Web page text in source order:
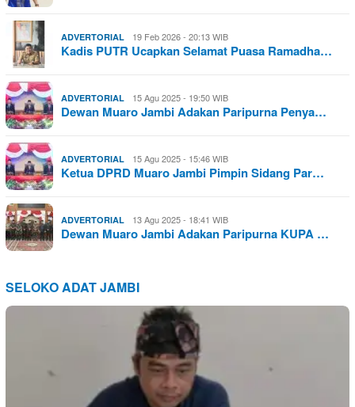
ADVERTORIAL 19 Feb 2026 - 20:13 WIB
Kadis PUTR Ucapkan Selamat Puasa Ramadha…
ADVERTORIAL 15 Agu 2025 - 19:50 WIB
Dewan Muaro Jambi Adakan Paripurna Penya…
ADVERTORIAL 15 Agu 2025 - 15:46 WIB
Ketua DPRD Muaro Jambi Pimpin Sidang Par…
ADVERTORIAL 13 Agu 2025 - 18:41 WIB
Dewan Muaro Jambi Adakan Paripurna KUPA …
SELOKO ADAT JAMBI